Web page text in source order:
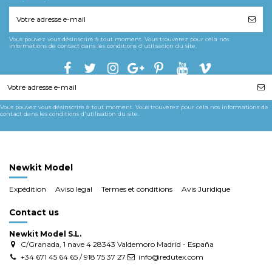
Vous pouvez vous désinscrire à tout moment. Vous trouverez pour cela nos
informations de contact dans les conditions d'utilisation du site.
Vous pouvez vous désinscrire à tout moment. Vous trouverez pour cela nos informations de
contact dans les conditions d'utilisation du site.
Newkit Model
Expédition Aviso legal Termes et conditions Avis Juridique
Contact us
Newkit Model S.L.
C/Granada, 1 nave 4 28343 Valdemoro Madrid - España
+34 671 45 64 65 / 918 75 37 27
info@redutex.com